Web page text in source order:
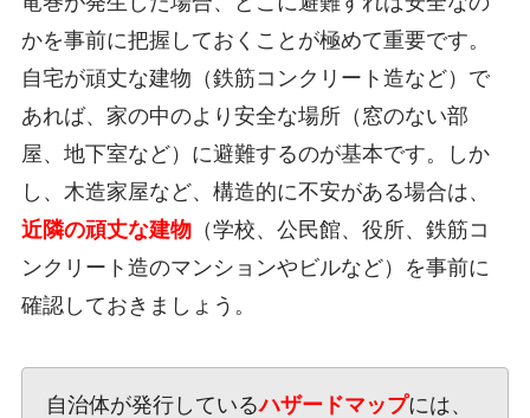
かを事前に把握しておくことが極めて重要です。
自宅が頑丈な建物（鉄筋コンクリート造など）で
あれば、家の中のより安全な場所（窓のない部
屋、地下室など）に避難するのが基本です。しか
し、木造家屋など、構造的に不安がある場合は、
近隣の頑丈な建物（学校、公民館、役所、鉄筋コ
ンクリート造のマンションやビルなど）を事前に
確認しておきましょう。
自治体が発行しているハザードマップには、